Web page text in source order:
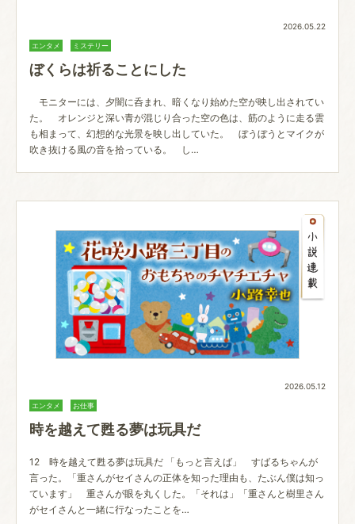
2026.05.22
エンタメ ミステリー
ぼくらは祈ることにした
モニターには、夕闇に呑まれ、暗くなり始めた空が映し出されてい
た。 オレンジと深い青が混じり合った空の色は、筋のように走る雲
も相まって、幻想的な光景を映し出していた。 ぼうぼうとマイクが
吹き抜ける風の音を拾っている。 し…
2026.05.12
エンタメ お仕事
時を越えて甦る夢は玩具だ
12 時を越えて甦る夢は玩具だ 「もっと言えば」 すばるちゃんが
言った。「重さんがセイさんの正体を知った理由も、たぶん僕は知っ
ています」 重さんが眼を丸くした。「それは」「重さんと樹里さん
がセイさんと一緒に行なったことを…